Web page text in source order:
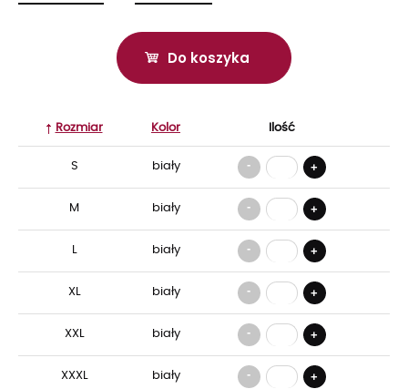
Do koszyka
Rozmiar Kolor Ilość
S biały - +
M biały - +
L biały - +
XL biały - +
XXL biały - +
XXXL biały - +